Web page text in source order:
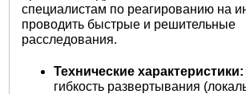
специалистам по реагированию на
проводить быстрые и решительные
расследования.
Технические характеристики:
гибкость развертывания